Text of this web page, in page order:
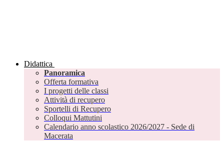
Didattica
Panoramica
Offerta formativa
I progetti delle classi
Attività di recupero
Sportelli di Recupero
Colloqui Mattutini
Calendario anno scolastico 2026/2027 - Sede di
Macerata